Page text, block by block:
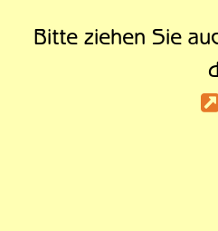
Bitte ziehen Sie